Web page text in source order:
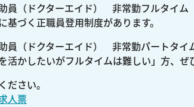
員（ドクターエイド） 非常勤フルタイム
づく正職員登用制度があります。
員（ドクターエイド） 非常勤パートタイ
かしたいがフルタイムは難しい」方、ぜ
ださい。
人票